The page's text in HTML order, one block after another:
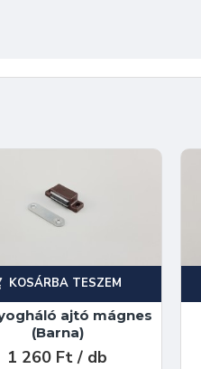
ajtó mágnes
(Barna)
1 260 Ft / db
KOSÁRBA TESZEM